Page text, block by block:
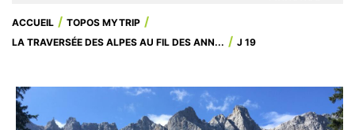
ACCUEIL
TOPOS MYTRIP
LA TRAVERSÉE DES ALPES AU FIL DES ANN...
J 19